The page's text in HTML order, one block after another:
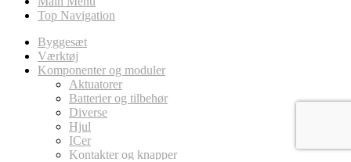
Top Navigation
Byggesæt
Værktøj
Komponenter og moduler
Aktuatorer
Batterier og tilbehør
Diverse
Hjul
ICer
Kontakter og knapper